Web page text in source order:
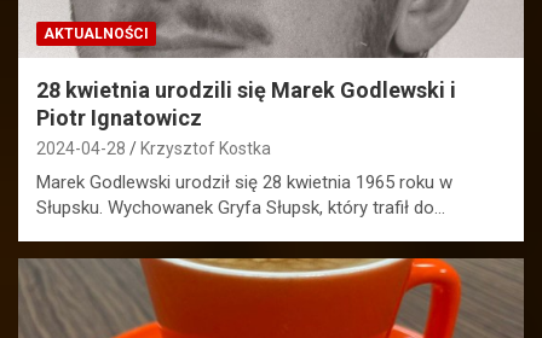
AKTUALNOŚCI
28 kwietnia urodzili się Marek Godlewski i
Piotr Ignatowicz
2024-04-28 Krzysztof Kostka
Marek Godlewski urodził się 28 kwietnia 1965 roku w
Słupsku. Wychowanek Gryfa Słupsk, który trafił do…